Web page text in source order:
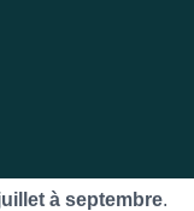
à septembre.